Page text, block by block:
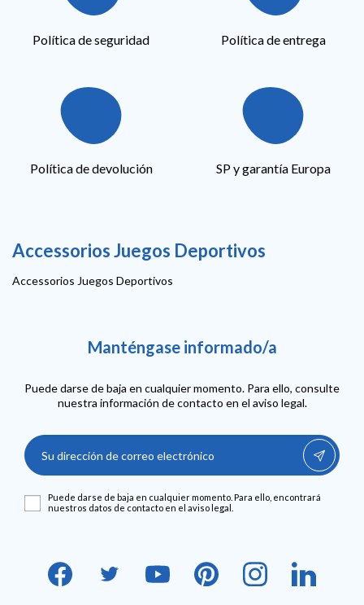
Manténgase informado/a
Puede darse de baja en cualquier momento. Para ello, consulte
nuestra información de contacto en el aviso legal.
Puede darse de baja en cualquier momento. Para ello, encontrará
nuestros datos de contacto en el aviso legal.
Política de seguridad Política de entrega
Política de devolución SP y garantía Europa
Accessorios Juegos Deportivos
Accessorios Juegos Deportivos